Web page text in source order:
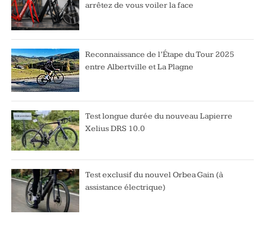
arrêtez de vous voiler la face
Reconnaissance de l’Étape du Tour 2025
entre Albertville et La Plagne
Test longue durée du nouveau Lapierre
Xelius DRS 10.0
Test exclusif du nouvel Orbea Gain (à
assistance électrique)